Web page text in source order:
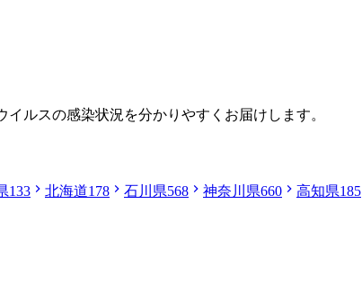
ルスの感染状況を分かりやすくお届けします。
133 北海道178 石川県568 神奈川県660 高知県185